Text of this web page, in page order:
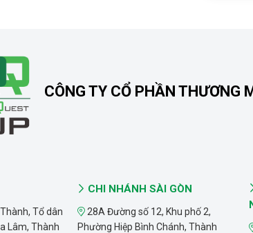
CÔNG TY CỔ PHẦN THƯƠNG
Tổ dân
Lâm, Thành
CHI NHÁNH SÀI GÒN
28A Đường số 12, Khu phố 2,
Phường Hiệp Bình Chánh, Thành